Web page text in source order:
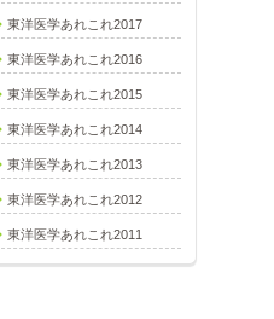
東洋医学あれこれ2017
東洋医学あれこれ2016
東洋医学あれこれ2015
東洋医学あれこれ2014
東洋医学あれこれ2013
東洋医学あれこれ2012
東洋医学あれこれ2011